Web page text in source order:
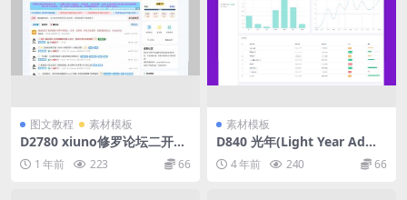
图文教程 素材模板
D2780 xiuno修罗论坛二开模
板仿网盘资源社优化网站源码
搭建送全套插件
1 年前 223 66
素材模板
D840 光年(Light Year Admi
n)后台管理系统模板
4 年前 240 66